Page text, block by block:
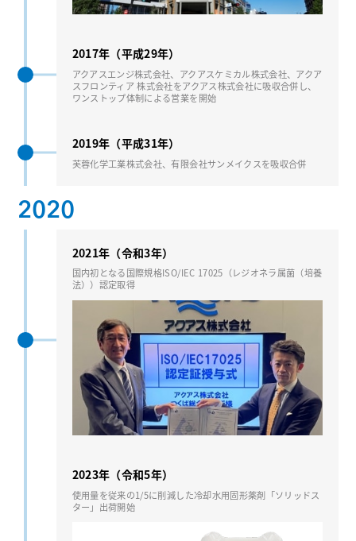
2017年（平成29年）
アクアスエンジ株式会社、アクアスケミカル株式会社、アクア
スフロンティア 株式会社をアクアス株式会社に吸収合併し、
ワンストップ体制による営業を開始
2019年（平成31年）
芙蓉化学⼯業株式会社、有限会社サンメイクスを吸収合併
2020
2021年（令和3年）
国内初となる国際規格ISO/IEC 17025（レジオネラ属菌（培養
法））認定取得
2023年（令和5年）
使用量を従来の1/5に削減した冷却水用固形薬剤「ソリッドス
ター」出荷開始